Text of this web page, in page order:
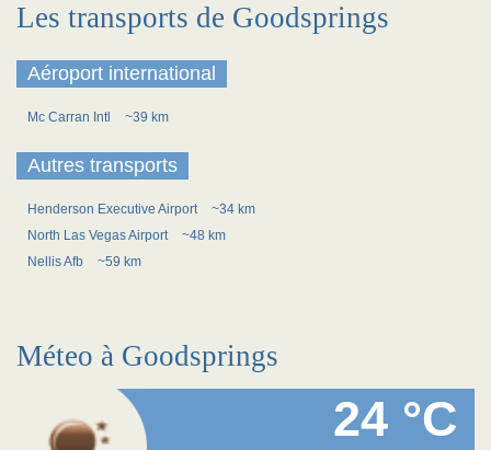
Les transports de Goodsprings
Aéroport international
Mc Carran Intl ~39 km
Autres transports
Henderson Executive Airport
~34 km
North Las Vegas Airport
~48 km
Nellis Afb
~59 km
Méteo à Goodsprings
24 °C